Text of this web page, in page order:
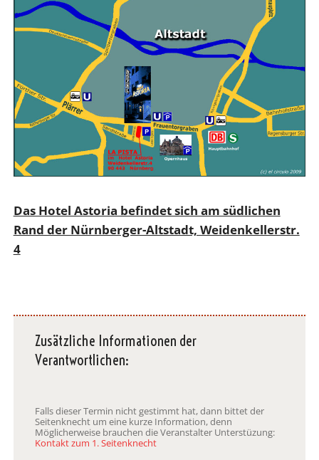
Das Hotel Astoria befindet sich am südlichen
Rand der Nürnberger-Altstadt, Weidenkellerstr.
4
Zusätzliche Informationen der
Verantwortlichen:
Falls dieser Termin nicht gestimmt hat, dann bittet der
Seitenknecht um eine kurze Information, denn
Möglicherweise brauchen die Veranstalter Unterstüzung:
Kontakt zum 1. Seitenknecht